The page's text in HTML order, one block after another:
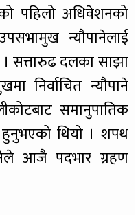
पहिलो अधिवेशनको
न्यौपानेलाई
। सत्तारुढ दलका साझा
निर्वाचित न्यौपाने
समानुपातिक
हुनुभएको थियो । शपथ
आजै पदभार ग्रहण